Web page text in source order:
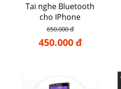
Tai nghe Bluetooth
cho IPhone
650.000 đ
450.000 đ